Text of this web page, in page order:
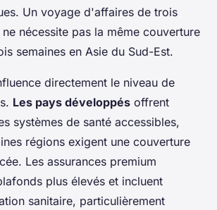
Un voyage d'affaires de trois
nécessite pas la même couverture
semaines en Asie du Sud-Est.
directement le niveau de
Les pays développés offrent
systèmes de santé accessibles,
régions exigent une couverture
Les assurances premium
plus élevés et incluent
sanitaire, particulièrement